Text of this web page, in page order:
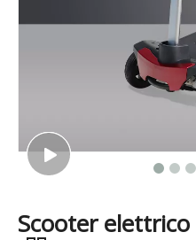
Scooter